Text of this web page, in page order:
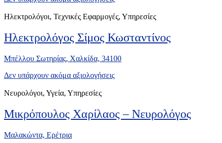
Ηλεκτρολόγοι, Τεχνικές Εφαρμογές, Υπηρεσίες
Ηλεκτρολόγος Σίμος Κωσταντίνος
Μπέλλου Σωτηρίας, Χαλκίδα, 34100
Δεν υπάρχουν ακόμα αξιολογήσεις
Νευρολόγοι, Υγεία, Υπηρεσίες
Μικρόπουλος Χαρίλαος – Νευρολόγος
Μαλακώντα, Ερέτρια